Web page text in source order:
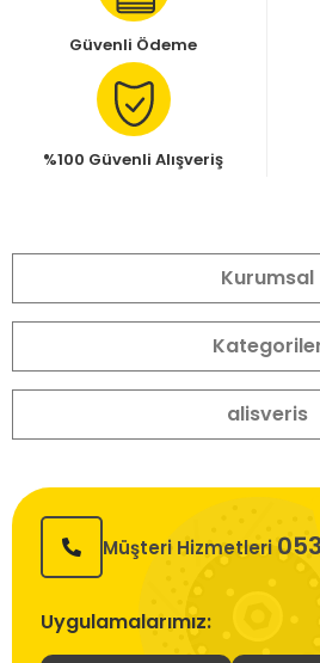
Güvenli Ödeme
%100 Güvenli Alışveriş
Kurumsal
alisveris
Müşteri Hizmetleri
Uygulamalarımız: